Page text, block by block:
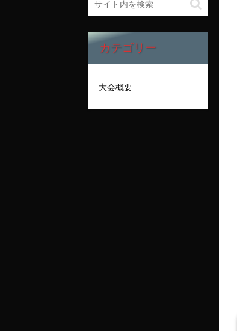
カテゴリー
大会概要